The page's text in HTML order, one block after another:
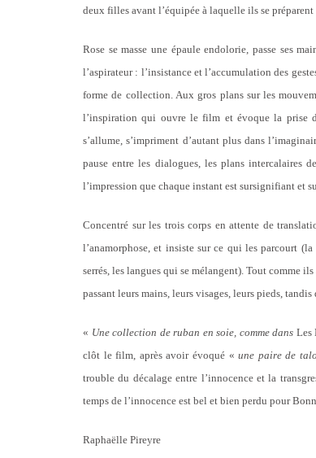
deux filles avant l’équipée à laquelle ils se préparent
Rose se masse une épaule endolorie, passe ses
l’aspirateur : l’insistance et l’accumulation des
forme de collection. Aux gros plans sur les
l’inspiration qui ouvre le film et évoque la prise
s’allume, s’impriment d’autant plus dans
pause entre les dialogues, les plans intercalaires
l’impression que chaque instant est sursignifiant et
Concentré sur les trois corps en attente de
l’anamorphose, et insiste sur ce qui les parcourt
serrés, les langues qui se mélangent). Tout comme
passant leurs mains, leurs visages, leurs pieds, tandis
« Une collection de ruban en soie, comme dans Les
clôt le film, après avoir évoqué «une paire de
trouble du décalage entre l’innocence et la
temps de l’innocence est bel et bien perdu pour
Raphaëlle Pireyre